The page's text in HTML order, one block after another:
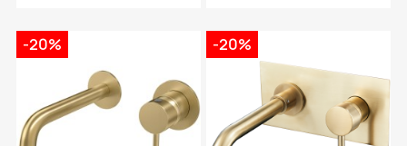
-20% -20%